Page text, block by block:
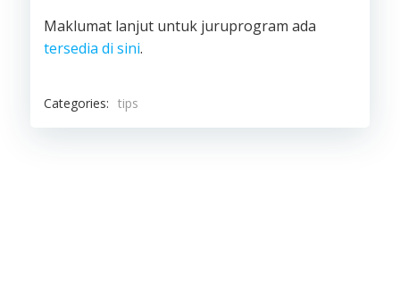
Maklumat lanjut untuk juruprogram ada
tersedia di sini.
Categories: tips